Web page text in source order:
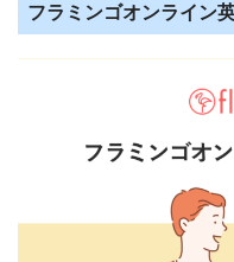
フラミンゴオンライン